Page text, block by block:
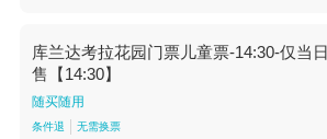
库兰达考拉花园门票儿童票-14:30-仅当
售【14:30】
随买随用
条件退 无需换票